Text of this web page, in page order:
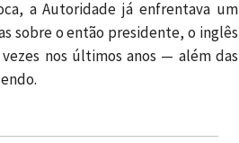
a Autoridade já enfrentava um
sobre o então presidente, o inglês
nos últimos anos — além das